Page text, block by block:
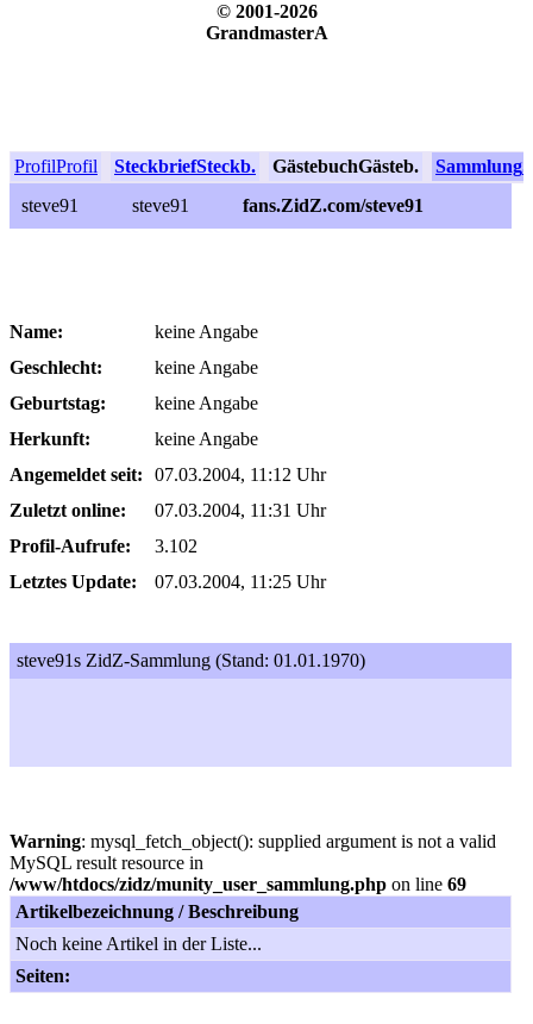
© 2001-2026
GrandmasterA
ProfilProfil SteckbriefSteckb. GästebuchGästeb. Sammlung
steve91
steve91 fans.ZidZ.com/steve91
Name:
keine Angabe
Geschlecht:
keine Angabe
Geburtstag:
keine Angabe
Herkunft:
keine Angabe
Angemeldet seit:
07.03.2004, 11:12 Uhr
Zuletzt online:
07.03.2004, 11:31 Uhr
Profil-Aufrufe:
3.102
Letztes Update:
07.03.2004, 11:25 Uhr
steve91s ZidZ-Sammlung (Stand: 01.01.1970)
Warning: mysql_fetch_object(): supplied argument is not a valid
MySQL result resource in
/www/htdocs/zidz/munity_user_sammlung.php on line 69
Artikelbezeichnung / Beschreibung
Noch keine Artikel in der Liste...
Seiten: